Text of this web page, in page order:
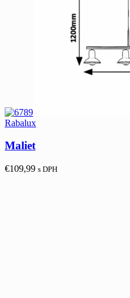
Rabalux
Maliet
€109,99 s DPH